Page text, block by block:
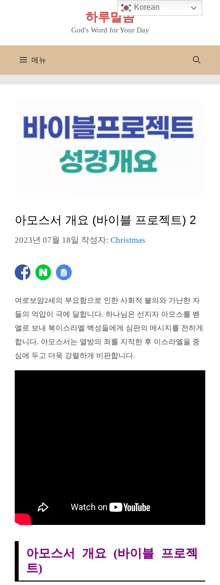
하루말씀
God's Word for Your Day
메뉴
아모스서 개요 (바이블 프로젝트) 2
2023년 07월 18일 작성자: Christmas
여로보암2세의 부요함으로 인한 사회적 불의와 가난한 자
들의 억압이 극에 달합니다. 하나님은 선지자 아모스를 벧
엘로 보내 북이스라엘 백성들에게 심판의 메시지를 전하게
합니다. 아모스서는 열방의 죄를 지적한 후 이스라엘을 중
심에 두고 더욱 강렬하게 비판합니다.
아모스서 개요 (바이블 프로젝
트)
Korean